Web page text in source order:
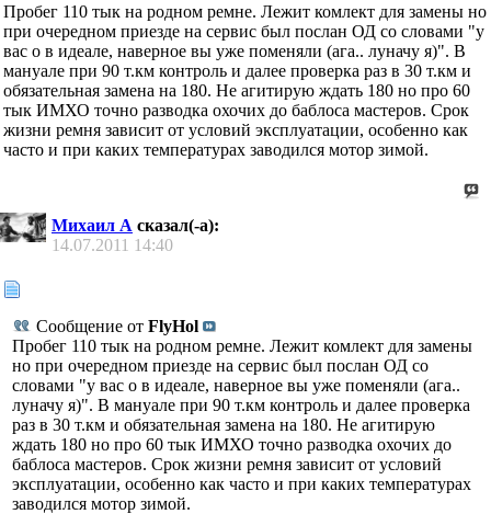
Пробег 110 тык на родном ремне. Лежит комлект для замены но
при очередном приезде на сервис был послан ОД со словами "у
вас о в идеале, наверное вы уже поменяли (ага.. луначу я)". В
мануале при 90 т.км контроль и далее проверка раз в 30 т.км и
обязательная замена на 180. Не агитирую ждать 180 но про 60
тык ИМХО точно разводка охочих до баблоса мастеров. Срок
жизни ремня зависит от условий эксплуатации, особенно как
часто и при каких температурах заводился мотор зимой.
Михаил А сказал(-а):
14.07.2011 14:40
Сообщение от FlyHol
Пробег 110 тык на родном ремне. Лежит комлект для замены
но при очередном приезде на сервис был послан ОД со
словами "у вас о в идеале, наверное вы уже поменяли (ага..
луначу я)". В мануале при 90 т.км контроль и далее проверка
раз в 30 т.км и обязательная замена на 180. Не агитирую
ждать 180 но про 60 тык ИМХО точно разводка охочих до
баблоса мастеров. Срок жизни ремня зависит от условий
эксплуатации, особенно как часто и при каких температурах
заводился мотор зимой.